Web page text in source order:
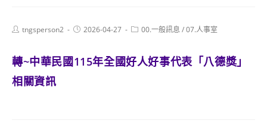
Posttngsperson2
Post2026-04-27
Post00.一般訊息 /07.人事室
轉~中華民國115年全國好人好事代表「八德獎」
相關資訊